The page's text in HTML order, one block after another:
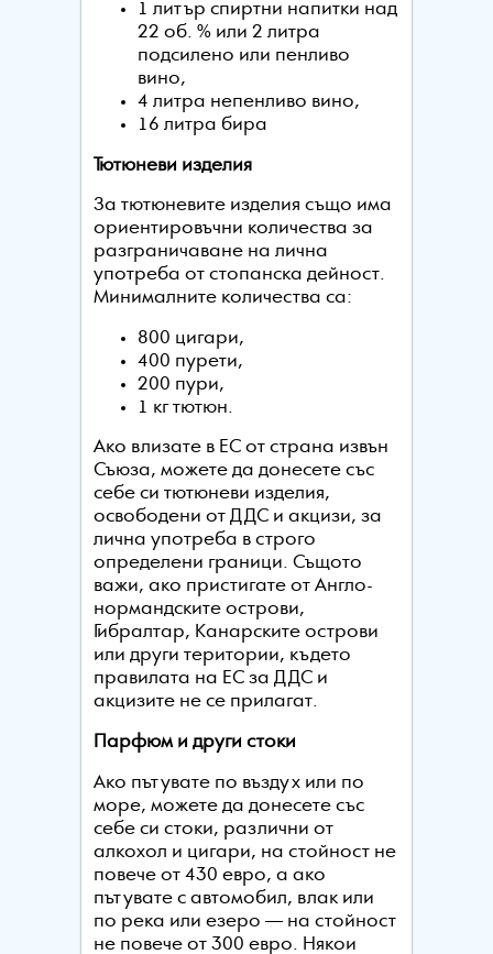
1 литър спиртни напитки над
22 об. % или 2 литра
подсилено или пенливо
вино,
4 литра непенливо вино,
16 литра бира
Тютюневи изделия
За тютюневите изделия също има
ориентировъчни количества за
разграничаване на лична
употреба от стопанска дейност.
Минималните количества са:
800 цигари,
400 пурети,
200 пури,
1 кг тютюн.
Ако влизате в ЕС от страна извън
Съюза, можете да донесете със
себе си тютюневи изделия,
освободени от ДДС и акцизи, за
лична употреба в строго
определени граници. Същото
важи, ако пристигате от Англо-
нормандските острови,
Гибралтар, Канарските острови
или други територии, където
правилата на ЕС за ДДС и
акцизите не се прилагат.
Парфюм и други стоки
Ако пътувате по въздух или по
море, можете да донесете със
себе си стоки, различни от
алкохол и цигари, на стойност не
повече от 430 евро, а ако
пътувате с автомобил, влак или
по река или езеро — на стойност
не повече от 300 евро. Някои